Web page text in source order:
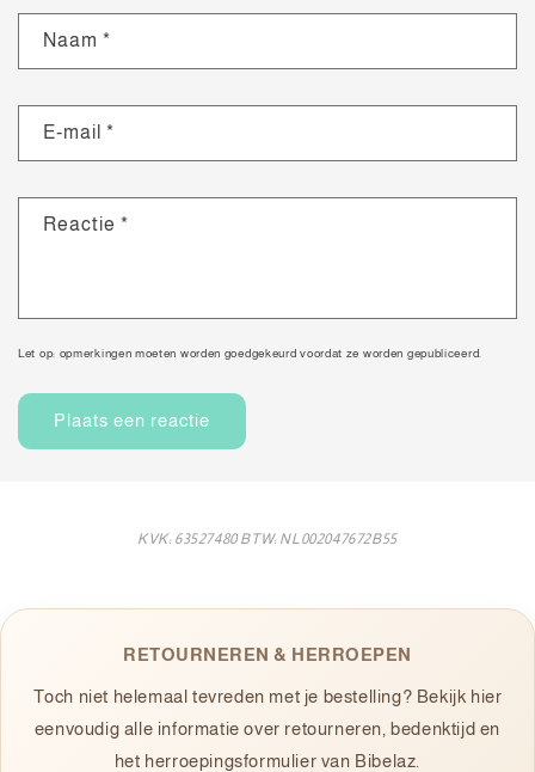
Naam *
E‑mail *
Reactie *
Let op: opmerkingen moeten worden goedgekeurd voordat ze worden gepubliceerd.
KVK: 63527480 BTW: NL002047672B55
RETOURNEREN & HERROEPEN
Toch niet helemaal tevreden met je bestelling? Bekijk hier
eenvoudig alle informatie over retourneren, bedenktijd en
het herroepingsformulier van Bibelaz.